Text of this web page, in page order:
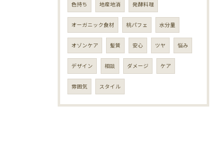
色持ち 地産地消 発酵料理
オーガニック食材 桃パフェ 水分量
オゾンケア 髪質 安心 ツヤ 悩み
デザイン 相談 ダメージ ケア
雰囲気 スタイル